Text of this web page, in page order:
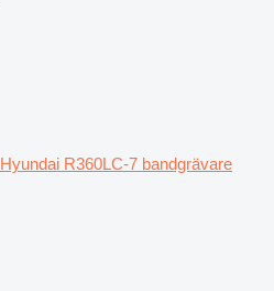
Hyundai R360LC-7 bandgrävare